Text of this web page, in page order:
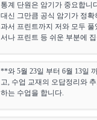
통계 단원은 암기가 중요합니
대신 그만큼 공식 암기가 정
과서 프린트까지 저와 모두
서나 프린트 등 쉬운 부분에
**와 5월 23일 부터 6월 13일
고, 수업 교재의 오답정리와
하는 수업을 합니다.